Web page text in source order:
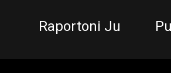
Raportoni Ju